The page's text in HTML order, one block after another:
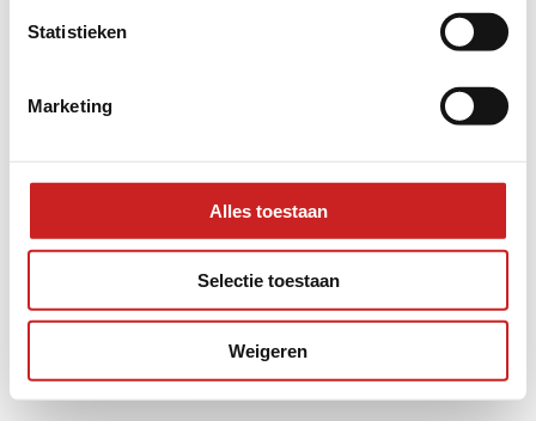
Statistieken
Marketing
Alles toestaan
Selectie toestaan
Weigeren